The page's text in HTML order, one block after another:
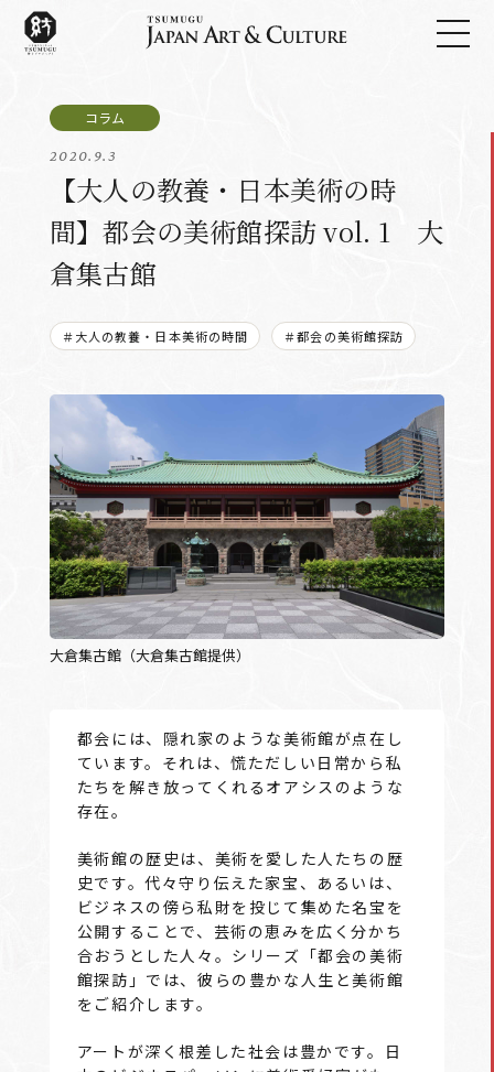
2020.9.3
【大人の教養・日本美術の時
間】都会の美術館探訪 vol. 1 大
倉集古館
＃大人の教養・日本美術の時間 ＃都会の美術館探訪
大倉集古館（大倉集古館提供）
都会には、隠れ家のような美術館が点在し
ています。それは、慌ただしい日常から私
たちを解き放ってくれるオアシスのような
存在。
美術館の歴史は、美術を愛した人たちの歴
史です。代々守り伝えた家宝、あるいは、
ビジネスの傍ら私財を投じて集めた名宝を
公開することで、芸術の恵みを広く分かち
合おうとした人々。シリーズ「都会の美術
館探訪」では、彼らの豊かな人生と美術館
をご紹介します。
アートが深く根差した社会は豊かです。日